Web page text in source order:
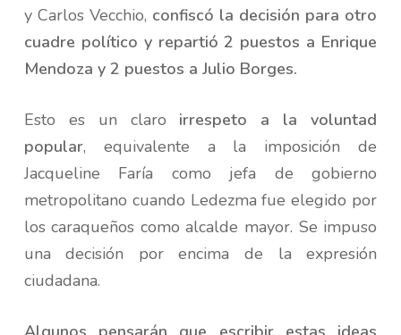
y Carlos Vecchio, confiscó la decisión para otro
cuadre político y repartió 2 puestos a Enrique
Mendoza y 2 puestos a Julio Borges.
Esto es un claro irrespeto a la voluntad
popular, equivalente a la imposición de
Jacqueline Faría como jefa de gobierno
metropolitano cuando Ledezma fue elegido por
los caraqueños como alcalde mayor. Se impuso
una decisión por encima de la expresión
ciudadana.